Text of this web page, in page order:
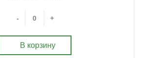
- +
В корзину